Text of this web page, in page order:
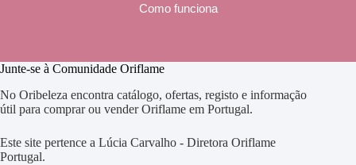
Como funciona
Junte-se à Comunidade Oriflame
No Oribeleza encontra catálogo, ofertas, registo e informação
útil para comprar ou vender Oriflame em Portugal.
Este site pertence a Lúcia Carvalho - Diretora Oriflame
Portugal.